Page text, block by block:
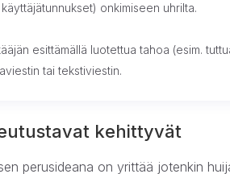
onkimiseen uhrilta.
esittämällä luotettua tahoa (esim.
tai tekstiviestin.
kehittyvät
perusideana on yrittää jotenkin